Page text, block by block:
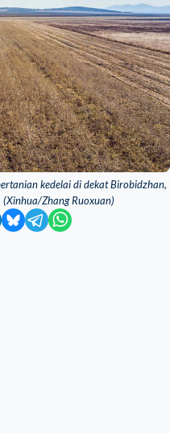
kedelai di dekat Birobidzhan,
Zhang Ruoxuan)